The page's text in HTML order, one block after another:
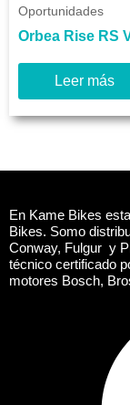
Oportunidades
Orbea Rise RS
Leer más
En Kame Bikes
Bikes. Somo
Conway, Fulgur y
técnico certificado
motores Bosch,